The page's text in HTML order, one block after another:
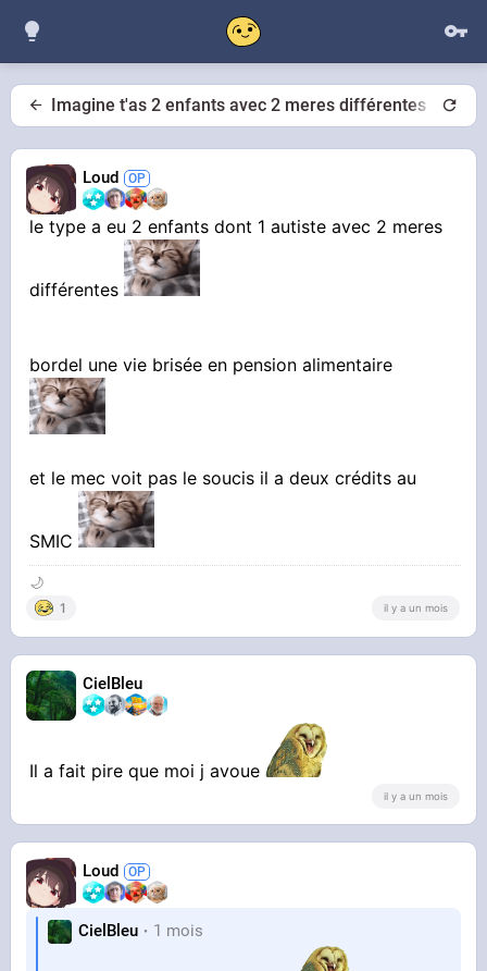
Imagine t'as 2 enfants avec 2 meres différentes
Loud
le type a eu 2 enfants dont 1 autiste avec 2 meres
différentes
bordel une vie brisée en pension alimentaire
et le mec voit pas le soucis il a deux crédits au
SMIC
🌙
1 il y a un mois
CielBleu
Il a fait pire que moi j avoue
il y a un mois
Loud
CielBleu 1 mois